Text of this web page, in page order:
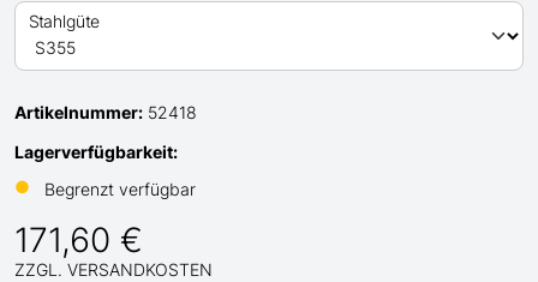
Stahlgüte
Artikelnummer: 52418
Lagerverfügbarkeit:
●
Begrenzt verfügbar
171,60 €
ZZGL. VERSANDKOSTEN